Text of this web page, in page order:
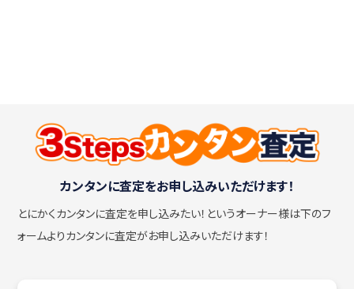
カンタンに査定をお申し込みいただけます！
とにかくカンタンに査定を申し込みたい！ というオーナー様は下のフ
ォームよりカンタンに査定がお申し込みいただけます！